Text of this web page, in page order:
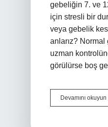
gebeliğin 7. ve
için stresli bir
veya gebelik
anlarız?
uzman
görülürse boş
Devamını okuyun